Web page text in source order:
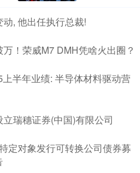
, 他出任执行总裁!
！荣威M7 DMH凭啥火出圈？
半年业绩: 半导体材料驱动营
瑞穗证券(中国)有限公司
定对象发行可转换公司债券募